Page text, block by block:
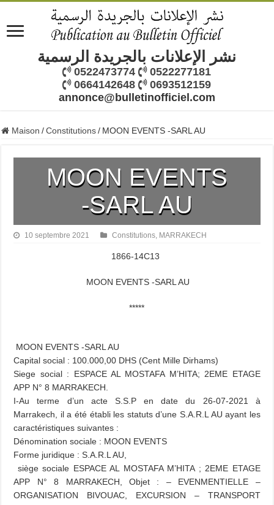
نشر الإعلانات بالجريدة الرسمية
0522473774
0522277181
0664142648
0693512159
annonce@bulletinofficiel.com
Maison / Constitutions / MOON EVENTS -SARL AU
MOON EVENTS
-SARL AU
10 septembre 2021 Constitutions, MARRAKECH
1866-14C13
MOON EVENTS -SARL AU
*****
MOON EVENTS -SARL AU
Capital social : 100.000,00 DHS (Cent Mille Dirhams)
Siege social : ESPACE AL MOSTAFA M’HITA; 2EME ETAGE
APP N° 8 MARRAKECH.
I-Au terme d’un acte S.S.P en date du 26-07-2021 à
Marrakech, il a été établi les statuts d’une S.A.R.L AU ayant les
caractéristiques suivantes :
Dénomination sociale : MOON EVENTS
Forme juridique : S.A.R.L AU,
siège sociale ESPACE AL MOSTAFA M’HITA ; 2EME ETAGE
APP N° 8 MARRAKECH, Objet : – EVENMENTIELLE –
ORGANISATION BIVOUAC, EXCURSION – TRANSPORT